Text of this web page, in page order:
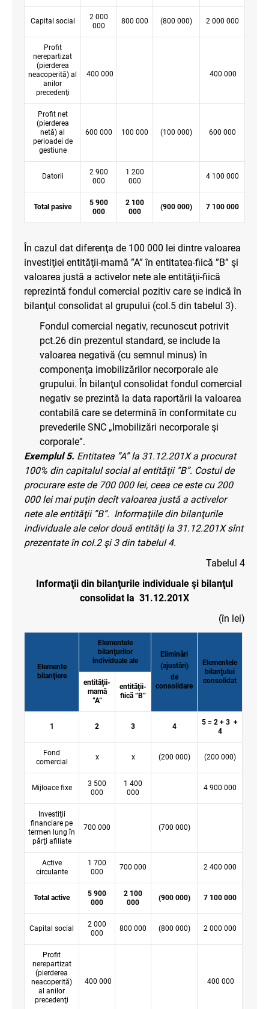
Capital social
2 000
000
800 000 (800 000) 2 000 000
Profit
nerepartizat
(pierderea
neacoperită) al
anilor
precedenţi
400 000 400 000
Profit net
(pierderea
netă) al
perioadei de
gestiune
600 000 100 000 (100 000) 600 000
Datorii
2 900
000
1 200
000
4 100 000
Total pasive
5 900
000
2 100
000
(900 000) 7 100 000
În cazul dat diferenţa de 100 000 lei dintre valoarea
investiţiei entităţii-mamă ”A” în entitatea-fiică ”B” şi
valoarea justă a activelor nete ale entităţii-fiică
reprezintă fondul comercial pozitiv care se indică în
bilanţul consolidat al grupului (col.5 din tabelul 3).
Fondul comercial negativ, recunoscut potrivit
pct.26 din prezentul standard, se include la
valoarea negativă (cu semnul minus) în
componenţa imobilizărilor necorporale ale
grupului. În bilanţul consolidat fondul comercial
negativ se prezintă la data raportării la valoarea
contabilă care se determină în conformitate cu
prevederile SNC „Imobilizări necorporale şi
corporale”.
Exemplul 5. Entitatea ”A” la 31.12.201X a procurat
100% din capitalul social al entităţii ”B”. Costul de
procurare este de 700 000 lei, ceea ce este cu 200
000 lei mai puţin decît valoarea justă a activelor
nete ale entităţii ”B”. Informaţiile din bilanţurile
individuale ale celor două entităţi la 31.12.201X sînt
prezentate în col.2 şi 3 din tabelul 4.
Tabelul 4
Informaţii din bilanţurile individuale şi bilanţul
consolidat la 31.12.201X
(în lei)
Elemente
bilanţiere
Elementele
bilanţurilor
individuale ale
Eliminări
(ajustări)
de
consolidare
Elementele
bilanţului
consolidat
entităţii-
mamă
”A”
entităţii-
fiică ”B”
1 2 3 4
5 = 2 + 3 +
4
Fond
comercial
x x (200 000) (200 000)
Mijloace fixe
3 500
000
1 400
000
4 900 000
Investiţii
financiare pe
termen lung în
părţi afiliate
700 000 (700 000)
Active
circulante
1 700
000
700 000 2 400 000
Total active
5 900
000
2 100
000
(900 000) 7 100 000
Capital social
2 000
000
800 000 (800 000) 2 000 000
Profit
nerepartizat
(pierderea
neacoperită)
al anilor
precedenţi
400 000 400 000